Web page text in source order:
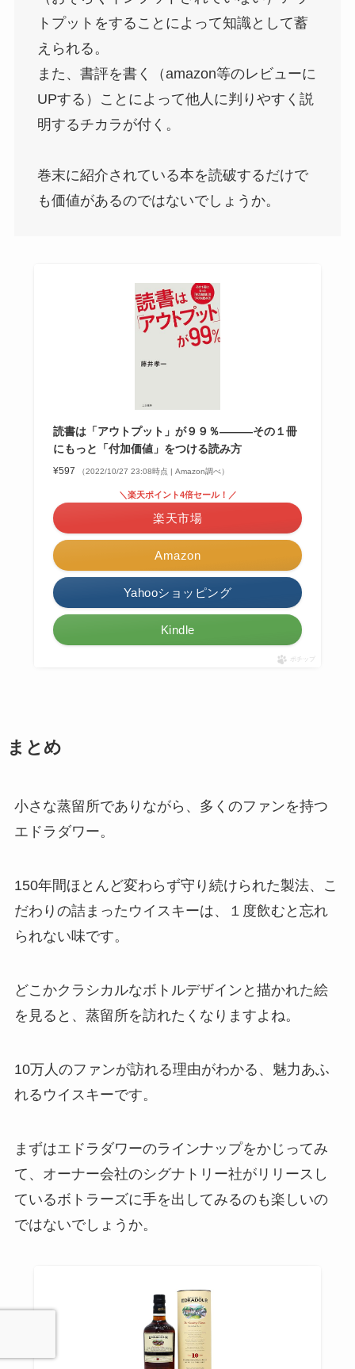
トプットをすることによって知識として蓄
えられる。
また、書評を書く（amazon等のレビューに
UPする）ことによって他人に判りやすく説
明するチカラが付く。
巻末に紹介されている本を読破するだけで
も価値があるのではないでしょうか。
読書は「アウトプット」が９９％―――その１冊
にもっと「付加価値」をつける読み方
¥597 （2022/10/27 23:08時点 | Amazon調べ）
Amazon
＼楽天ポイント4倍セール！／
楽天市場
Yahooショッピング
Kindle
ポチップ
まとめ
小さな蒸留所でありながら、多くのファンを持つ
エドラダワー。
150年間ほとんど変わらず守り続けられた製法、こ
だわりの詰まったウイスキーは、１度飲むと忘れ
られない味です。
どこかクラシカルなボトルデザインと描かれた絵
を見ると、蒸留所を訪れたくなりますよね。
10万人のファンが訪れる理由がわかる、魅力あふ
れるウイスキーです。
まずはエドラダワーのラインナップをかじってみ
て、オーナー会社のシグナトリー社がリリースし
ているボトラーズに手を出してみるのも楽しいの
ではないでしょうか。